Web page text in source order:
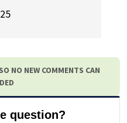
NO NEW COMMENTS CAN
question?